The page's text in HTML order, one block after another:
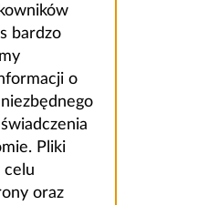
bardzo
o
Pliki
celu
oraz